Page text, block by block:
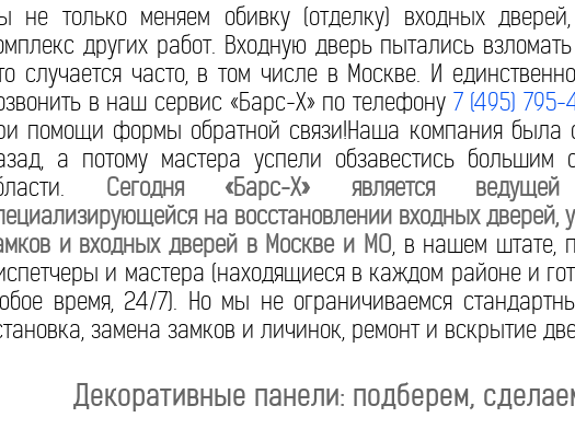
не только меняем обивку (отделку) входных
других работ. Входную дверь пытались
случается часто, в том числе в Москве. И
в наш сервис «Барс-Х» по телефону 7 (495)
помощи формы обратной связи!Наша компания была
а потому мастера успели обзавестись
Сегодня «Барс-Х» является
на восстановлении входных дверей,
и входных дверей в Москве и МО, в нашем штате,
и мастера (находящиеся в каждом районе и
время, 24/7). Но мы не ограничиваемся
замена замков и личинок, ремонт и вскрытие
Декоративные панели: подберем,